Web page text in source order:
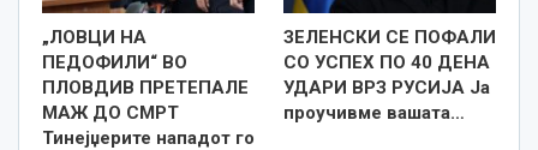
„ЛОВЦИ НА
ПЕДОФИЛИ“ ВО
ПЛОВДИВ ПРЕТЕПАЛЕ
МАЖ ДО СМРТ
Тинејџерите нападот го
ЗЕЛЕНСКИ СЕ ПОФАЛИ
СО УСПЕХ ПО 40 ДЕНА
УДАРИ ВРЗ РУСИЈА Ја
проучивме вашата…